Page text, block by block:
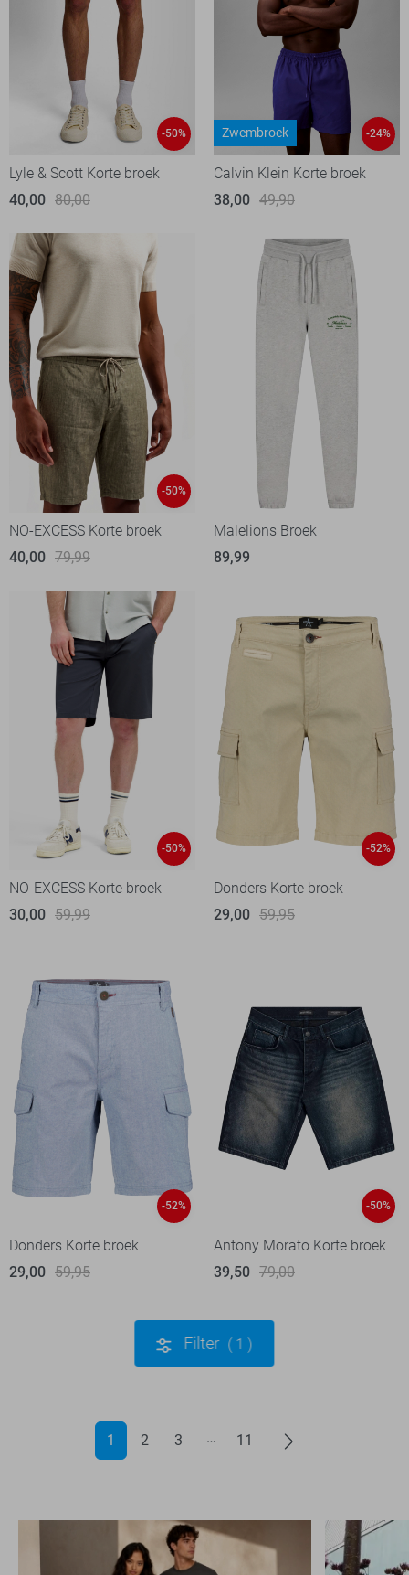
-50%
Lyle & Scott Korte broek
40,00 80,00
Zwembroek -24%
Calvin Klein Korte broek
38,00 49,90
-50%
NO-EXCESS Korte broek
40,00 79,99
Malelions Broek
89,99
-50%
NO-EXCESS Korte broek
30,00 59,99
-52%
Donders Korte broek
29,00 59,95
-52%
Donders Korte broek
29,00 59,95
-50%
Antony Morato Korte broek
39,50 79,00
Filter 1
1 2 3 11